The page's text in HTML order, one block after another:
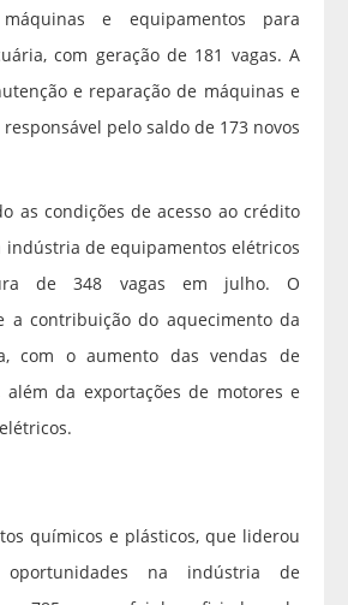
e equipamentos para
com geração de 181 vagas. A
e reparação de máquinas e
pelo saldo de 173 novos
as condições de acesso ao crédito
indústria de equipamentos elétricos
de 348 vagas em julho. O
a contribuição do aquecimento da
com o aumento das vendas de
além da exportações de motores e
químicos e plásticos, que liderou
na indústria de